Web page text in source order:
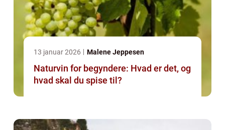
13 januar 2026 Malene Jeppesen
Naturvin for begyndere: Hvad er det, og
hvad skal du spise til?